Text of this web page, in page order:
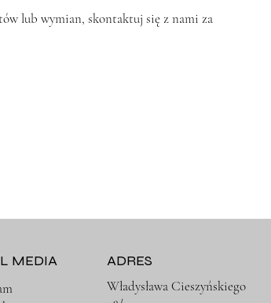
lub wymian, skontaktuj się z nami za
ADRES
Władysława Cieszyńskiego
MEDIA